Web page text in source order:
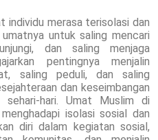
individu merasa terisolasi dan
untuk saling mencari
dan saling menjaga
pentingnya menjalin
saling peduli, dan saling
dan keseimbangan
sehari-hari. Umat Muslim di
isolasi sosial dan
diri dalam kegiatan sosial,